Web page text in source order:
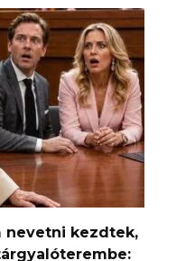
nevetni kezdtek,